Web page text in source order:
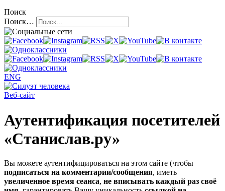
Поиск
Поиск…
ENG
Веб-сайт
Аутентификация посетителей
«Станислав.ру»
Вы можете аутентифицироваться на этом сайте (чтобы
подписаться на комментарии/сообщения, иметь
увеличенное время сеанса, не вписывать каждый раз своё